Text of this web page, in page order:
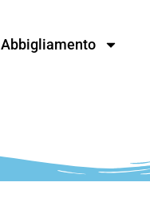
Abbigliamento